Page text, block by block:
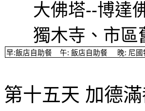
大佛塔--博達
獨木寺、市區
早:飯店自助餐 午: 飯店自助餐 晚: 尼國
第十五天 加德